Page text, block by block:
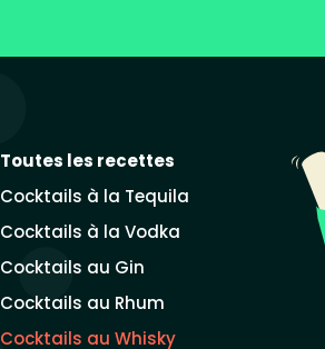
Toutes les recettes
Cocktails à la Tequila
Cocktails à la Vodka
Cocktails au Gin
Cocktails au Rhum
Cocktails au Whisky